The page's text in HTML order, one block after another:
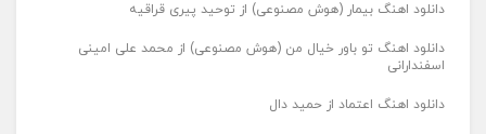
دانلود اهنگ بیمار (هوش مصنوعی) از توحید پیری قراقیه
دانلود اهنگ تو باور خیال من (هوش مصنوعی) از محمد علی امینی
اسفندارانی
دانلود اهنگ اعتماد از حمید دال